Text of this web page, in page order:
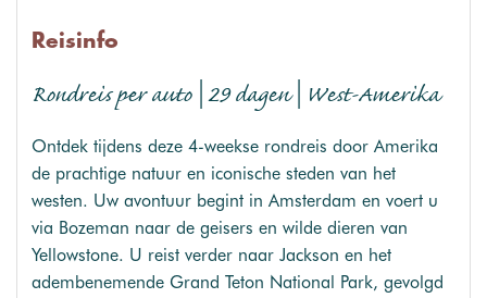
Reisinfo
Rondreis per auto | 29 dagen | West-Amerika
Ontdek tijdens deze 4-weekse rondreis door Amerika
de prachtige natuur en iconische steden van het
westen. Uw avontuur begint in Amsterdam en voert u
via Bozeman naar de geisers en wilde dieren van
Yellowstone. U reist verder naar Jackson en het
adembenemende Grand Teton National Park, gevolgd